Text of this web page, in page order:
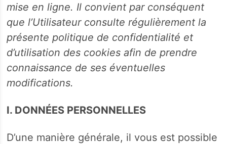
mise en ligne. Il convient par conséquent
que l’Utilisateur consulte régulièrement la
présente politique de confidentialité et
d’utilisation des cookies afin de prendre
connaissance de ses éventuelles
modifications.
I. DONNÉES PERSONNELLES
D’une manière générale, il vous est possible